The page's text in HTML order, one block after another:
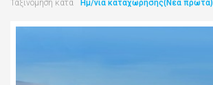
Ταξινόμηση κατά Ημ/νια καταχώρησης(Νέα πρώτα)